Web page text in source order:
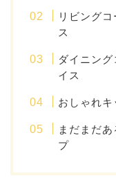
リビング
ス
ダイニン
イス
おしゃれ
まだまだ
プ